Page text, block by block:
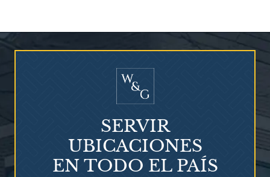
¿Quién corre el riesgo de
SERVIR
UBICACIONES
EN TODO EL PAÍS